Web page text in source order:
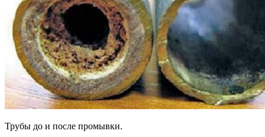
Трубы до и после промывки.